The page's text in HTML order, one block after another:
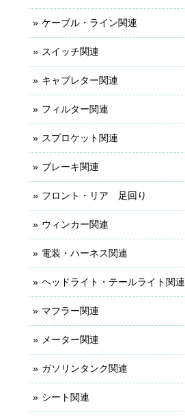
ケーブル・ライン関連
スイッチ関連
キャブレター関連
フィルター関連
スプロケット関連
ブレーキ関連
フロント・リア 足回り
ウィンカー関連
電装・ハーネス関連
ヘッドライト・テールライト関連
マフラー関連
メーター関連
ガソリンタンク関連
シート関連